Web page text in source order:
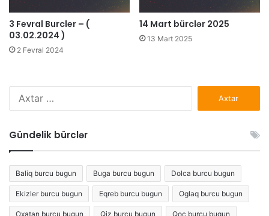
3 Fevral Burcler – (
03.02.2024 )
2 Fevral 2024
14 Mart bürclər 2025
13 Mart 2025
Gündelik bürclər
Baliq burcu bugun Buga burcu bugun Dolca burcu bugun
Ekizler burcu bugun Eqreb burcu bugun Oglaq burcu bugun
Oxatan burcu bugun Qiz burcu bugun Qoc burcu bugun